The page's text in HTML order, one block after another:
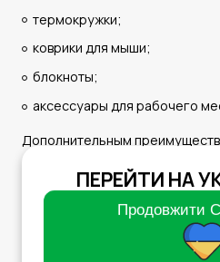
термокружки;
коврики для мыши;
блокноты;
аксессуары для рабочего
Дополнительным
поддерживают
работодателя в течение
продуманный welcome pack
о команде, корпоративной
ПЕРЕЙТИ НА
Продовжити